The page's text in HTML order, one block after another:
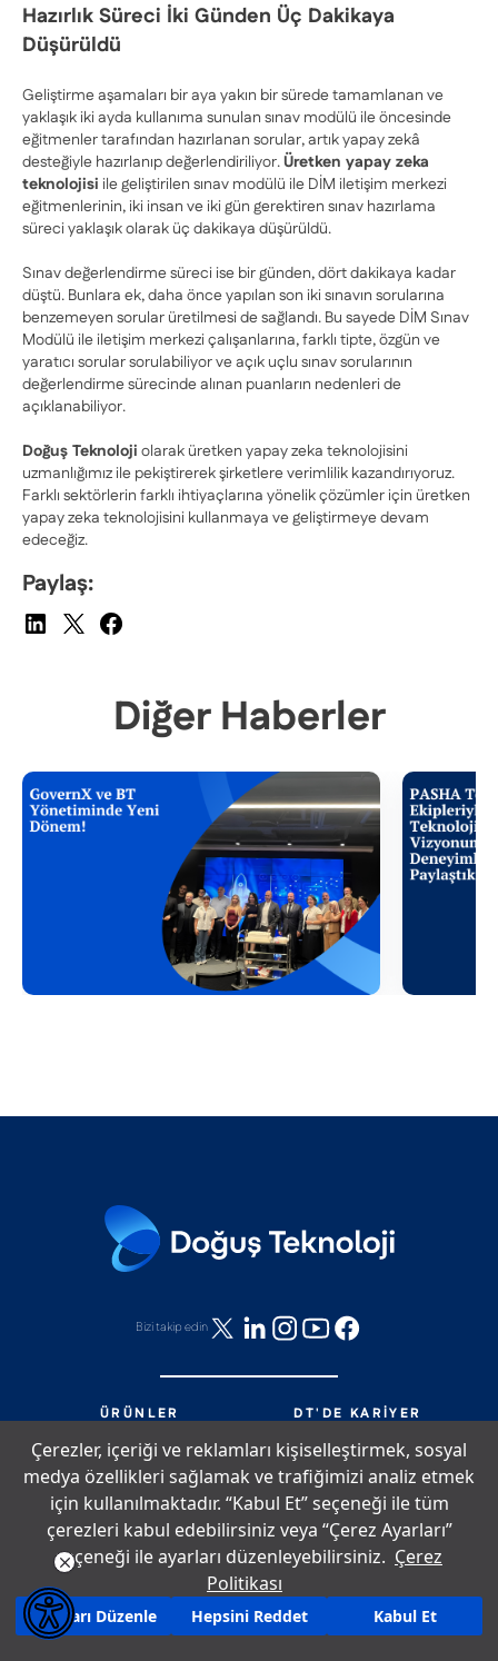
Çerezler, içeriği ve reklamları kişiselleştirmek, sosyal
medya özellikleri sağlamak ve trafiğimizi analiz etmek
için kullanılmaktadır. “Kabul Et” seçeneği ile tüm
çerezleri kabul edebilirsiniz veya “Çerez Ayarları”
seçeneği ile ayarları düzenleyebilirsiniz. Çerez
Politikası
Ayarları Düzenle Hepsini Reddet Kabul Et
Hazırlık Süreci İki Günden Üç Dakikaya
Düşürüldü
Geliştirme aşamaları bir aya yakın bir sürede tamamlanan ve
yaklaşık iki ayda kullanıma sunulan sınav modülü ile öncesinde
eğitmenler tarafından hazırlanan sorular, artık yapay zekâ
desteğiyle hazırlanıp değerlendiriliyor.Üretken yapay zeka
teknolojisi ile geliştirilen sınav modülü ile DİM iletişim merkezi
eğitmenlerinin, iki insan ve iki gün gerektiren sınav hazırlama
süreci yaklaşık olarak üç dakikaya düşürüldü.
Sınav değerlendirme süreci ise bir günden, dört dakikaya kadar
düştü. Bunlara ek, daha önce yapılan son iki sınavın sorularına
benzemeyen sorular üretilmesi de sağlandı. Bu sayede DİM Sınav
Modülü ile iletişim merkezi çalışanlarına, farklı tipte, özgün ve
yaratıcı sorular sorulabiliyor ve açık uçlu sınav sorularının
değerlendirme sürecinde alınan puanların nedenleri de
açıklanabiliyor.
Doğuş Teknoloji olarak üretken yapay zeka teknolojisini
uzmanlığımız ile pekiştirerek şirketlere verimlilik kazandırıyoruz.
Farklı sektörlerin farklı ihtiyaçlarına yönelik çözümler için üretken
yapay zeka teknolojisini kullanmaya ve geliştirmeye devam
edeceğiz.
Paylaş:
Diğer Haberler
Bizi takip edin
ÜRÜNLER
DT'DE KARIYER
HIZMETLER
DT'DE NELER OLUYOR?
PARTNERLIK
BIZE ULAŞIN
DT'DE YAŞAM
SITE HARITASI
Copyright © 2026 Doğuş Teknoloji. Tüm hakları saklıdır.
Çerez PolitikasıBilgi Toplumu Hizmetleri Aydınlatma Metni